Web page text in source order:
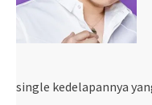
single kedelapannya